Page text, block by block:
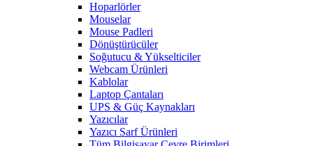
Hoparlörler
Mouselar
Mouse Padleri
Dönüştürücüler
Soğutucu & Yükselticiler
Webcam Ürünleri
Kablolar
Laptop Çantaları
UPS & Güç Kaynakları
Yazıcılar
Yazıcı Sarf Ürünleri